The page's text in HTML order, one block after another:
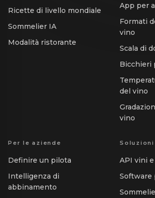
Ricette di livello mondiale
Sommelier IA
Modalità ristorante
App per
Formati
vino
Scala di
Bicchieri
del vino
vino
Per le aziende
Definire un pilota
Intelligenza di
abbinamento
API vini
Software